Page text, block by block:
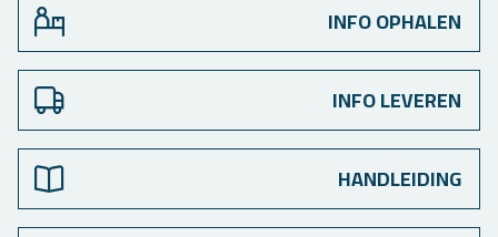
INFO OPHALEN
INFO LEVEREN
HANDLEIDING